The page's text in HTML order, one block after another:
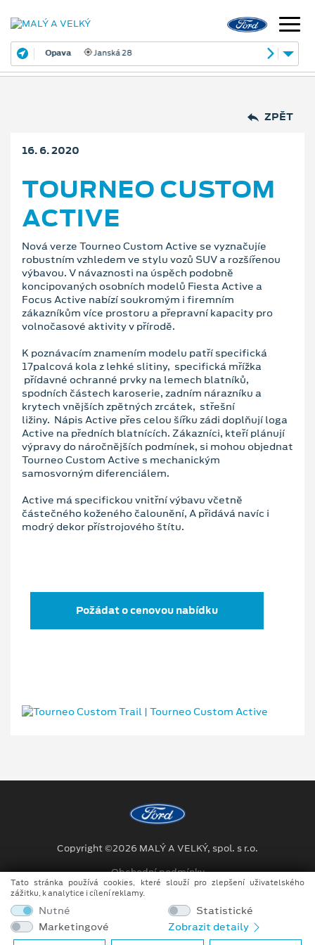
Opava Janská 28
ZPĚT
16. 6. 2020
TOURNEO CUSTOM
ACTIVE
Nová verze Tourneo Custom Active se vyznačujíe
robustním vzhledem ve stylu vozů SUV a rozšířenou
výbavou. V návaznosti na úspěch podobně
koncipovaných osobních modelů Fiesta Active a
Focus Active nabízí soukromým i firemním
zákazníkům více prostoru a přepravní kapacity pro
volnočasové aktivity v přírodě.
K poznávacím znamením modelu patří specifická
17palcová kola z lehké slitiny, specifická mřížka
přídavné ochranné prvky na lemech blatníků,
spodních částech karoserie, zadním nárazníku a
krytech vnějších zpětných zrcátek, střešní
ližiny. Nápis Active přes celou šířku zádi doplňují loga
Active na předních blatnících. Zákazníci, kteří plánují
výpravy do náročnějších podmínek, si mohou objednat
Tourneo Custom Active s mechanickým
samosvorným diferenciálem.
Active má specifickou vnitřní výbavu včetně
částečného koženého čalounění, A přidává navíc i
modrý dekor přístrojového štítu.
Požádat o cenovou nabídku
Copyright ©2026 MALÝ A VELKÝ, spol. s r.o.
Obchodní podmínky
Ochrana osobních údajů
Prohlášení o zpracování údajů konečných zákazníků
Tato stránka používá cookies, které slouží pro zlepšení uživatelského
zážitku, k analytice i cílení reklamy.
Nutné
Statistické
Marketingové
Zobrazit detaily